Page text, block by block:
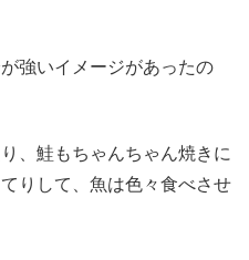
強いイメージがあったの
、鮭もちゃんちゃん焼きに
りして、魚は色々食べさせ